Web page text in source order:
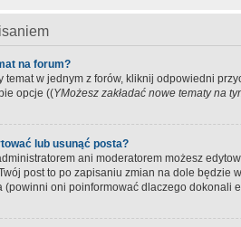
na forum?
temat w jednym z forów, kliknij odpowiedni
opcje ((YMożesz zakładać nowe tematy na
lub usunąć posta?
ani moderatorem możesz
post to po zapisaniu zmian na dole będzie
(powinni oni poinformować dlaczego dokonali